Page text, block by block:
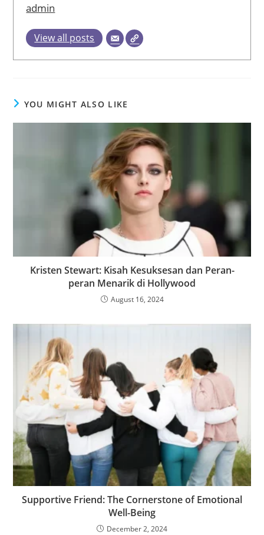
admin
View all posts
YOU MIGHT ALSO LIKE
Kristen Stewart: Kisah Kesuksesan dan Peran-
peran Menarik di Hollywood
August 16, 2024
Supportive Friend: The Cornerstone of Emotional
Well-Being
December 2, 2024